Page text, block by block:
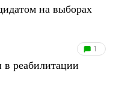
на выборах
1
реабилитации